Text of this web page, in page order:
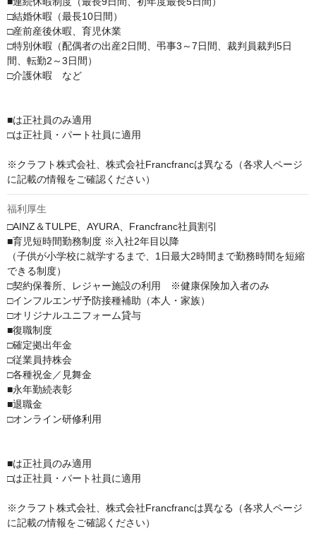
□結婚休暇（最長10日間）
□産前産後休暇、育児休業
□特別休暇（配偶者の出産2日間、弔事3～7日間、裁判員裁判5日
間、転勤2～3日間）
□介護休暇　など
■は正社員のみ適用
□は正社員・パート社員に適用
※クラフト株式会社、株式会社Francfrancは異なる（各求人ページ
に記載の情報をご確認ください）
福利厚生
□AINZ＆TULPE、AYURA、Francfranc社員割引
■育児短時間勤務制度 ※入社2年目以降
（子供が小学校に就学するまで、1日最大2時間まで勤務時間を短縮
できる制度）
□契約保養所、レジャー施設の利用　※健康保険加入者のみ
□インフルエンザ予防接種補助（本人・家族）
□オリジナルユニフォーム貸与
■復職制度
□確定拠出年金
□従業員持株会
□各種祝金／見舞金
■永年勤続表彰
■退職金
□オンライン研修利用
■は正社員のみ適用
□は正社員・パート社員に適用
※クラフト株式会社、株式会社Francfrancは異なる（各求人ページ
に記載の情報をご確認ください）